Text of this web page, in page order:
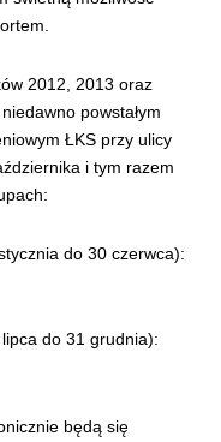
2012, 2013 oraz
powstałym
ŁKS przy ulicy
i tym razem
do 30 czerwca):
do 31 grudnia):
będą się